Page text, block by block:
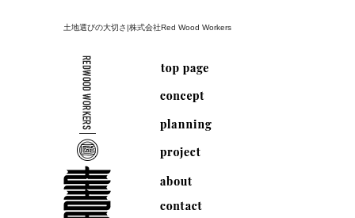
土地選びの大切さ|株式会社Red Wood Workers